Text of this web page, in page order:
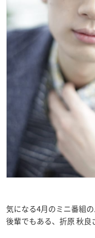
気になる4月のミニ番組
後輩でもある、折原 秋良